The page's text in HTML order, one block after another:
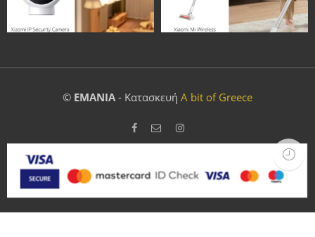
© EMANIA- Κατασκευή A bit of Greece